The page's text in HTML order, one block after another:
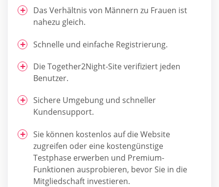
Das Verhältnis von Männern zu Frauen ist
nahezu gleich.
Schnelle und einfache Registrierung.
Die Together2Night-Site verifiziert jeden
Benutzer.
Sichere Umgebung und schneller
Kundensupport.
Sie können kostenlos auf die Website
zugreifen oder eine kostengünstige
Testphase erwerben und Premium-
Funktionen ausprobieren, bevor Sie in die
Mitgliedschaft investieren.